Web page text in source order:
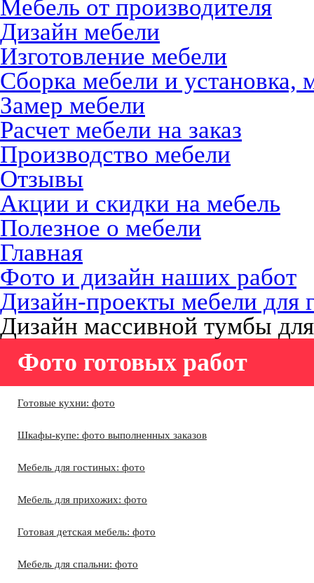
Мебель от производителя
Дизайн мебели
Изготовление мебели
Сборка мебели и установка,
Замер мебели
Расчет мебели на заказ
Производство мебели
Отзывы
Акции и скидки на мебель
Полезное о мебели
Главная
Фото и дизайн наших работ
Дизайн-проекты мебели для
Дизайн массивной тумбы
Фото готовых работ
Готовые кухни: фото
Шкафы-купе: фото выполненных заказов
Мебель для гостиных: фото
Мебель для прихожих: фото
Готовая детская мебель: фото
Мебель для спальни: фото